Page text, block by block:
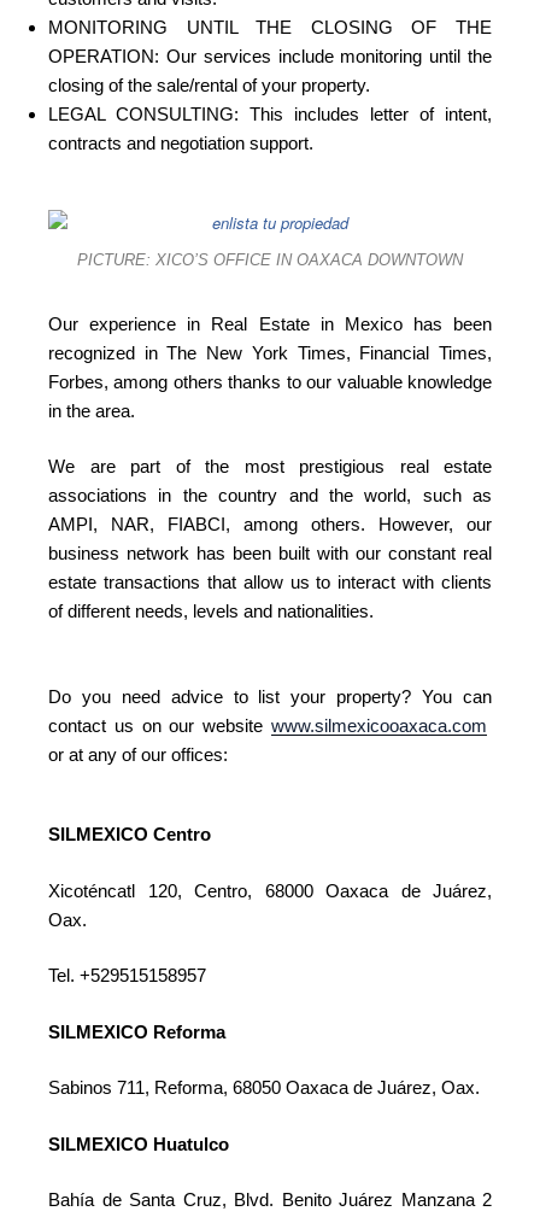
MONITORING UNTIL THE CLOSING OF THE
OPERATION: Our services include monitoring until the
closing of the sale/rental of your property.
LEGAL CONSULTING: This includes letter of intent,
contracts and negotiation support.
PICTURE: XICO’S OFFICE IN OAXACA DOWNTOWN
Our experience in Real Estate in Mexico has been
recognized in The New York Times, Financial Times,
Forbes, among others thanks to our valuable knowledge
in the area.
We are part of the most prestigious real estate
associations in the country and the world, such as
AMPI, NAR, FIABCI, among others. However, our
business network has been built with our constant real
estate transactions that allow us to interact with clients
of different needs, levels and nationalities.
Do you need advice to list your property? You can
contact us on our website www.silmexicooaxaca.com
or at any of our offices:
SILMEXICO Centro
Xicoténcatl 120, Centro, 68000 Oaxaca de Juárez,
Oax.
Tel. +529515158957
SILMEXICO Reforma
Sabinos 711, Reforma, 68050 Oaxaca de Juárez, Oax.
SILMEXICO Huatulco
Bahía de Santa Cruz, Blvd. Benito Juárez Manzana 2